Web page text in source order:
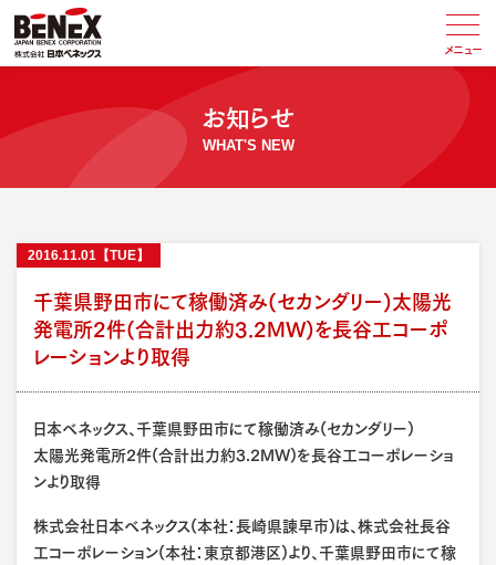
メニュー
お知らせ
WHAT'S NEW
2016.11.01 【TUE】
千葉県野田市にて稼働済み(セカンダリー)太陽光
発電所2件(合計出力約3.2MW)を長谷工コーポ
レーションより取得
日本ベネックス、千葉県野田市にて稼働済み(セカンダリー)
太陽光発電所2件(合計出力約3.2MW)を長谷工コーポレーショ
ンより取得
株式会社日本ベネックス(本社：長崎県諫早市)は、株式会社長谷
工コーポレーション(本社：東京都港区)より、千葉県野田市にて稼